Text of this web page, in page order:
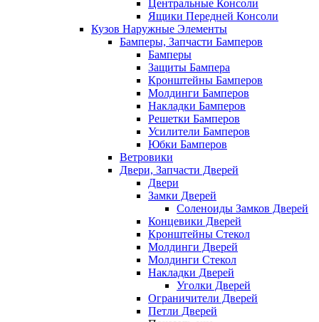
Центральные Консоли
Ящики Передней Консоли
Кузов Наружные Элементы
Бамперы, Запчасти Бамперов
Бамперы
Защиты Бампера
Кронштейны Бамперов
Молдинги Бамперов
Накладки Бамперов
Решетки Бамперов
Усилители Бамперов
Юбки Бамперов
Ветровики
Двери, Запчасти Дверей
Двери
Замки Дверей
Соленоиды Замков Дверей
Концевики Дверей
Кронштейны Стекол
Молдинги Дверей
Молдинги Стекол
Накладки Дверей
Уголки Дверей
Ограничители Дверей
Петли Дверей